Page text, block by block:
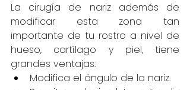
La cirugía de nariz además de
modificar esta zona tan
importante de tu rostro a nivel de
hueso, cartílago y piel, tiene
grandes ventajas:
Modifica el ángulo de la nariz.